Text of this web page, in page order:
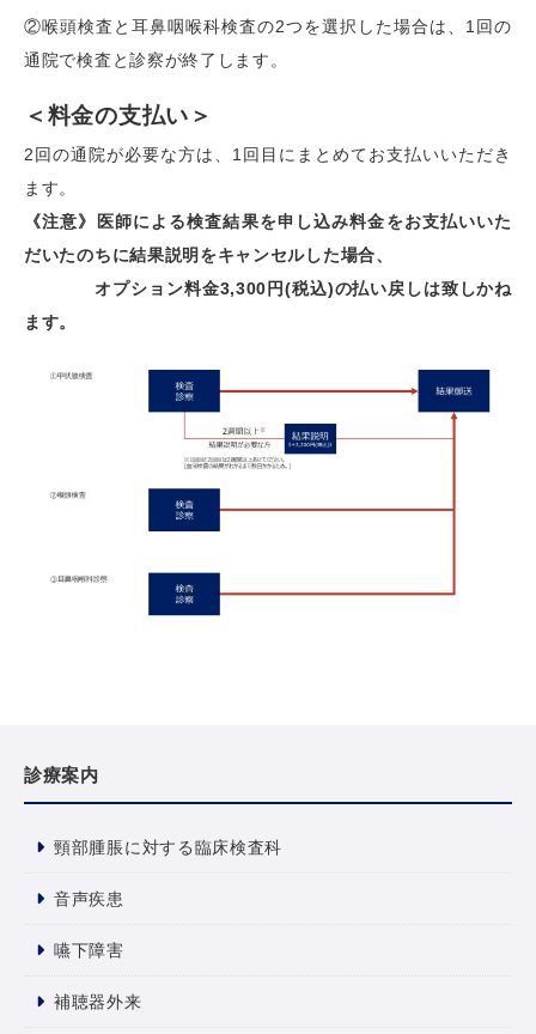
②喉頭検査と耳鼻咽喉科検査の2つを選択した場合は、1回の
通院で検査と診察が終了します。
＜料金の支払い＞
2回の通院が必要な方は、1回目にまとめてお支払いいただき
ます。
《注意》医師による検査結果を申し込み料金をお支払いいた
だいたのちに結果説明をキャンセルした場合、
オプション料金3,300円(税込)の払い戻しは致しかね
ます。
診療案内
頸部腫脹に対する臨床検査科
音声疾患
嚥下障害
補聴器外来